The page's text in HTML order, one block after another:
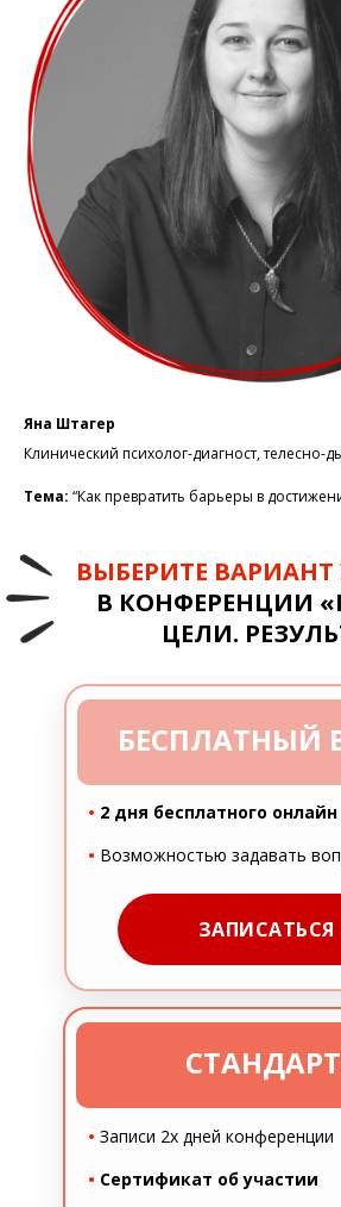
Яна Штагер
Клинический психолог-диагност, телесно-
Тема: “Как превратить барьеры в
ВЫБЕРИТЕ ВАРИАНТ
В КОНФЕРЕНЦИИ
ЦЕЛИ.
БЕСПЛАТНЫЙ
• 2 дня бесплатного
• Возможностью задавать
• Записи 2х дней конференции
• Сертификат об участии
ЗАПИСАТЬСЯ